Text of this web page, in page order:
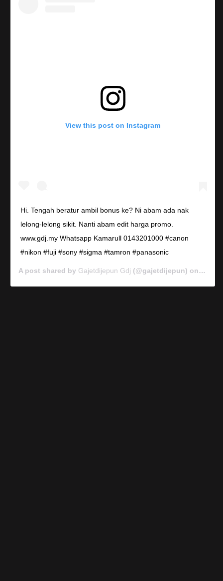
View this post on Instagram
Hi. Tengah beratur ambil bonus ke? Ni abam ada nak
lelong-lelong sikit. Nanti abam edit harga promo.
www.gdj.my Whatsapp Kamarull 0143201000 #canon
#nikon #fuji #sony #sigma #tamron #panasonic
A post shared by Gajetdijepun Gdj (@gajetdijepun) on Jan 7,